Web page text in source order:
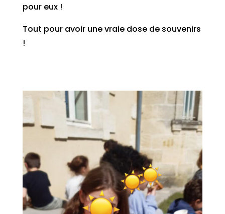
pour eux !
Tout pour avoir une vraie dose de souvenirs
!